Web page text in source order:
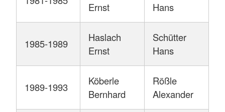
Ernst
Hans
1985-1989
Haslach
Ernst
Schütter
Hans
1989-1993
Köberle
Bernhard
Rößle
Alexander